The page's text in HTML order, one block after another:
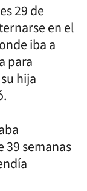
29 de
en el
iba a
para
hija
semanas